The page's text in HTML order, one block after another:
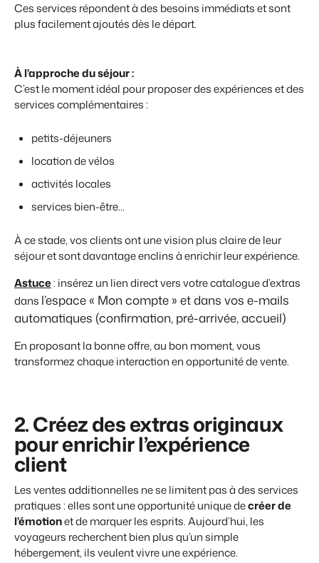
Découvrez les possibilités infinies de la plateforme Booking
Experts
Pour les Parcs de Vacances
Pour les Groupes
Découvrez les avantages de Booking Experts pour un
groupe
Ces services répondent à des besoins immédiats et sont
plus facilement ajoutés dès le départ.
À l’approche du séjour :
C’est le moment idéal pour proposer des expériences et des
services complémentaires :
petits-déjeuners
location de vélos
activités locales
services bien-être...
À ce stade, vos clients ont une vision plus claire de leur
séjour et sont davantage enclins à enrichir leur expérience.
Astuce: insérez un lien direct vers votre catalogue d’extras
dans l’espace « Mon compte » et dans vos e-mails
automatiques (confirmation, pré-arrivée, accueil)
En proposant la bonne offre, au bon moment, vous
transformez chaque interaction en opportunité de vente.
2. Créez des extras originaux
pour enrichir l’expérience
client
Les ventes additionnelles ne se limitent pas à des services
pratiques : elles sont une opportunité unique decréer de
l’émotionet de marquer les esprits. Aujourd’hui, les
voyageurs recherchent bien plus qu’un simple
hébergement, ils veulent vivre une expérience.